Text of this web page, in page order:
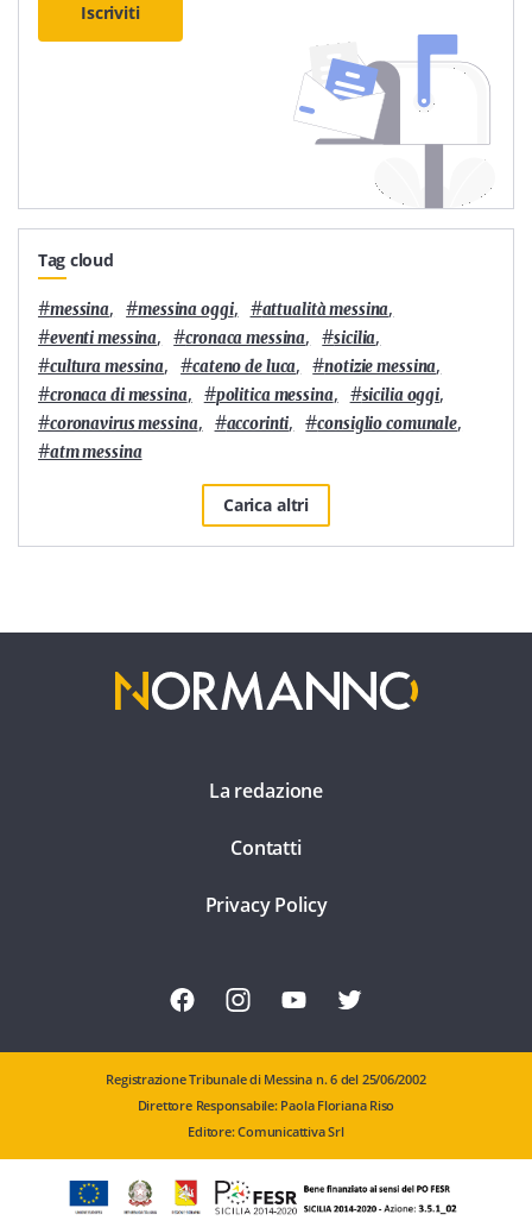
Iscriviti
Tag cloud
#messina, #messina oggi, #attualità messina,
#eventi messina, #cronaca messina, #sicilia,
#cultura messina, #cateno de luca, #notizie messina,
#cronaca di messina, #politica messina, #sicilia oggi,
#coronavirus messina, #accorinti, #consiglio comunale,
#atm messina
Carica altri
La redazione
Contatti
Privacy Policy
Registrazione Tribunale di Messina n. 6 del 25/06/2002
Direttore Responsabile: Paola Floriana Riso
Editore: Comunicattiva Srl